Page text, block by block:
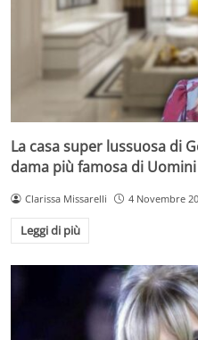
La casa super lussuosa di
dama più famosa di
Clarissa Missarelli 4 Novembre
Leggi di più